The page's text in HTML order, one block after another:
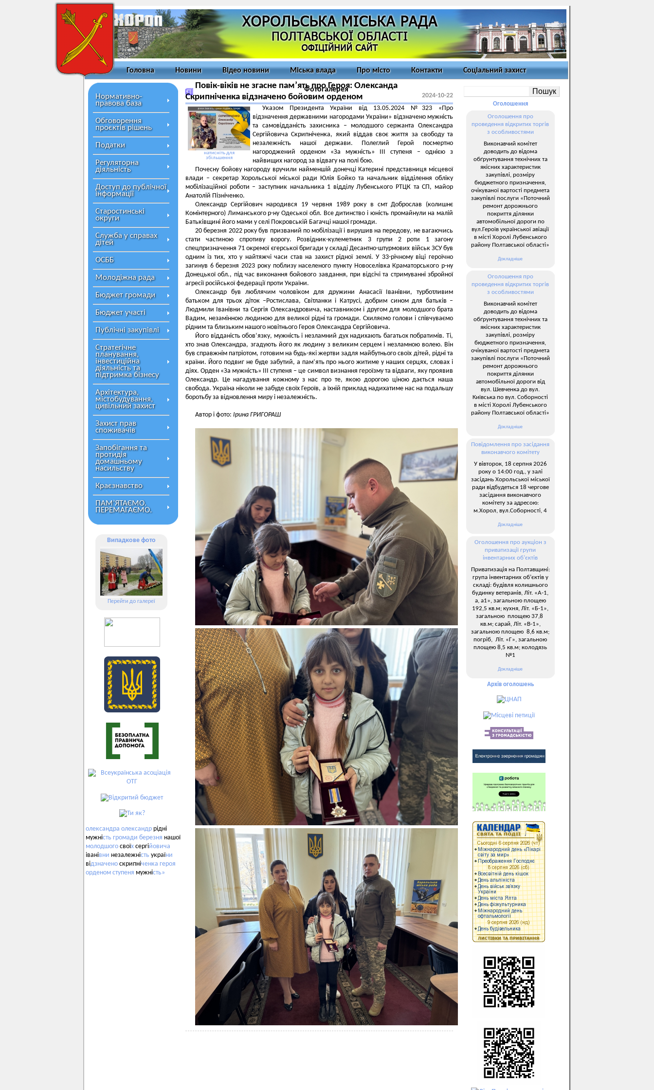
Головна Новини Відео новини Міська влада Про місто Контакти Соціальний захист
Фотогалерея
Нормативно-
правова база
Обговорення
проєктів рішень
Податки
Регуляторна
діяльність
Доступ до публічної
інформації
Старостинські
округи
Служба у справах
дітей
ОСББ
Молодіжна рада
Бюджет громади
Бюджет участі
Публічні закупівлі
Стратегічне
планування,
інвестиційна
діяльність та
підтримка бізнесу
Архітектура,
містобудування,
цивільний захист
Захист прав
споживачів
Запобігання та
протидія
домашньому
насильству
Краєзнавство
ПАМ’ЯТАЄМО.
ПЕРЕМАГАЄМО.
Випадкове фото
Перейти до галереї
олександра олександр рідні
мужність громади березня нашої
молодшого своїх сергійовича
іванівни незалежність україни
відзначено скрипніченка героя
орденом ступеня мужність»
Повік-віків не згасне пам’ять про Героя: Олександа
Скрипніченка відзначено бойовим орденом
2024-10-22
натисніть для
збільшення
Указом Президента України від 13.05.2024 №323 «Про
відзначення державними нагородами України» відзначено мужність
та самовідданість захисника – молодшого сержанта Олександра
Сергійовича Скрипніченка, який віддав своє життя за свободу та
незалежність нашої держави. Полеглий Герой посмертно
нагороджений орденом «За мужність» III ступеня – однією з
найвищих нагород за відвагу на полі бою.
Почесну бойову нагороду вручили найменшій донечці Катерині представниця місцевої
влади – секретар Хорольської міської ради Юлія Бойко та начальник відділення обліку
мобілізаційної роботи – заступник начальника 1 відділу Лубенського РТЦК та СП, майор
Анатолій Пізніченко.
Олександр Сергійович народився 19 червня 1989 року в смт Доброслав (колишнє
Комінтерного) Лиманського р-ну Одеської обл. Все дитинство і юність промайнули на малій
Батьківщині його мами у селі Покровській Багачці нашої громади.
20 березня 2022 року був призваний по мобілізації і вирушив на передову, не вагаючись
стати частиною спротиву ворогу. Розвідник-кулеметник 3 групи 2 роти 1 загону
спецпризначення 71 окремої єгерської бригади у складі Десантно-штурмових військ ЗСУ був
одним із тих, хто у найтяжчі часи став на захист рідної землі. У 33-річному віці героїчно
загинув 6 березня 2023 року поблизу населеного пункту Новоселівка Краматорського р-ну
Донецької обл., під час виконання бойового завдання, при відсічі та стримуванні збройної
агресії російської федерації проти України.
Олександр був люблячим чоловіком для дружини Анасасії Іванівни, турботливим
батьком для трьох діток –Ростислава, Світланки і Катрусі, добрим сином для батьків –
Людмили Іванівни та Сергія Олександровича, наставником і другом для молодшого брата
Вадим, незамінною людиною для великої рідні та громади. Схиляємо голови і співчуваємо
рідним та близьким нашого новітнього Героя Олександра Сергійовича.
Його відданість обов’язку, мужність і незламний дух надихають багатьох побратимів. Ті,
хто знав Олександра, згадують його як людину з великим серцем і незламною волею. Він
був справжнім патріотом, готовим на будь-які жертви задля майбутнього своїх дітей, рідні та
країни. Його подвиг не буде забутий, а пам’ять про нього житиме у наших серцях, словах і
діях. Орден «За мужність» III ступеня – це символ визнання героїзму та відваги, яку проявив
Олександр. Це нагадування кожному з нас про те, якою дорогою ціною дається наша
свобода. Україна ніколи не забуде своїх Героїв, а їхній приклад надихатиме нас на подальшу
боротьбу за відновлення миру і незалежність.
Автор і фото: Ірина ГРИГОРАШ
Оголошення
Оголошення про
проведення відкритих торгів
з особливостями
Виконавчий комітет
доводить до відома
обґрунтування технічних та
якісних характеристик
закупівлі, розміру
бюджетного призначення,
очікуваної вартості предмета
закупівлі послуги «Поточний
ремонт дорожнього
покриття ділянки
автомобільної дороги по
вул.Героїв української авіації
в місті Хоролі Лубенського
району Полтавської області»
Докладніше
Оголошення про
проведення відкритих торгів
з особливостями
Виконавчий комітет
доводить до відома
обґрунтування технічних та
якісних характеристик
закупівлі, розміру
бюджетного призначення,
очікуваної вартості предмета
закупівлі послуги «Поточний
ремонт дорожнього
покриття ділянки
автомобільної дороги від
вул. Шевченка до вул.
Київська по вул. Соборності
в місті Хоролі Лубенського
району Полтавської області»
Докладніше
Повідомлення про засідання
виконавчого комітету
У вівторок, 18 серпня 2026
року о 14:00 год., у залі
засідань Хорольської міської
ради відбудеться 18 чергове
засідання виконавчого
комітету за адресою:
м.Хорол, вул.Соборності, 4
Докладніше
Оголошення про аукціон з
приватизації групи
інвентарних об’єктів
Приватизація на Полтавщині:
група інвентарних об’єктів у
складі: будівля колишнього
будинку ветеранів, Літ. «А-1,
а, а1», загальною площею
192,5 кв.м; кухня, Літ. «Б-1»,
загальною площею 37,8
кв.м; сарай, Літ. «В-1»,
загальною площею 8,6 кв.м;
погріб, Літ. «Г», загальною
площею 8,5 кв.м; колодязь
№1
Докладніше
Архів оголошень